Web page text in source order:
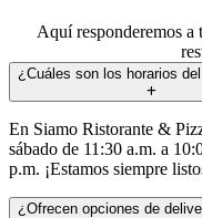
Aquí responderemos a
¿Cuáles son los horarios
En Siamo Ristorante &
sábado de 11:30 a.m. a
p.m. ¡Estamos siempre
¿Ofrecen opciones de